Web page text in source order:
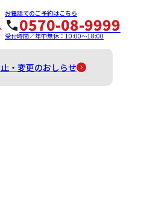
お電話でのご予約はこちら
0570-08-9999
受付時間／年中無休：10:00～18:00
・変更のおしらせ